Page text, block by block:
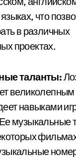
что
в различных
проектах.
таланты:
навыками
музыкальные